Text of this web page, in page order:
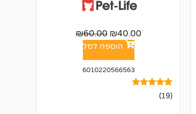
₪40.00
₪60.00
הוספה לסל
6010220566563
מדורגים
4.95
19(19)